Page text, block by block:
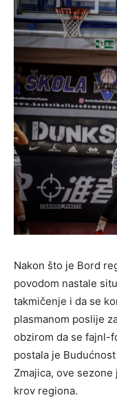
Nakon što je Bord
povodom nastale
takmičenje i da se
plasmanom poslije
obzirom da se fajnl-
postala je
Zmajica, ove
krov regiona.